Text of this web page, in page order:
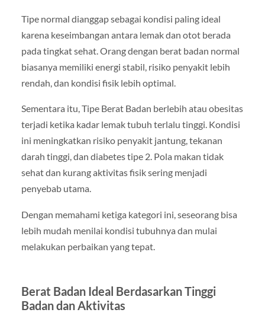
Tipe normal dianggap sebagai kondisi paling ideal
karena keseimbangan antara lemak dan otot berada
pada tingkat sehat. Orang dengan berat badan normal
biasanya memiliki energi stabil, risiko penyakit lebih
rendah, dan kondisi fisik lebih optimal.
Sementara itu, Tipe Berat Badan berlebih atau obesitas
terjadi ketika kadar lemak tubuh terlalu tinggi. Kondisi
ini meningkatkan risiko penyakit jantung, tekanan
darah tinggi, dan diabetes tipe 2. Pola makan tidak
sehat dan kurang aktivitas fisik sering menjadi
penyebab utama.
Dengan memahami ketiga kategori ini, seseorang bisa
lebih mudah menilai kondisi tubuhnya dan mulai
melakukan perbaikan yang tepat.
Berat Badan Ideal Berdasarkan Tinggi
Badan dan Aktivitas